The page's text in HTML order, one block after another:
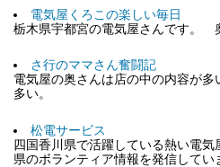
電気屋くろこの楽しい毎日
栃木県宇都宮の電気屋さんです。
さ行のママさん奮闘記
電気屋の奥さんは店の中の内容が
多い。
松電サービス
四国香川県で活躍している熱い電気
県のボランティア情報を発信してい